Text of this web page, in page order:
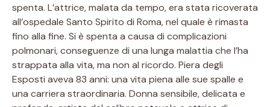
spenta. L’attrice, malata da tempo, era stata ricoverata
all’ospedale Santo Spirito di Roma, nel quale è rimasta
fino alla fine. Si è spenta a causa di complicazioni
polmonari, conseguenze di una lunga malattia che l’ha
strappata alla vita, ma non al ricordo. Piera degli
Esposti aveva 83 anni: una vita piena alle sue spalle e
una carriera straordinaria. Donna sensibile, delicata e